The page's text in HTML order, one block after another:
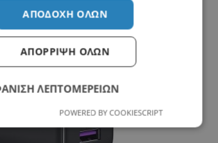
ΑΠΟΔΟΧΉ ΌΛΩΝ
ΑΠΌΡΡΙΨΗ ΌΛΩΝ
ΛΕΠΤΟΜΕΡΕΙΏΝ
POWERED BY COOKIESCRIPT